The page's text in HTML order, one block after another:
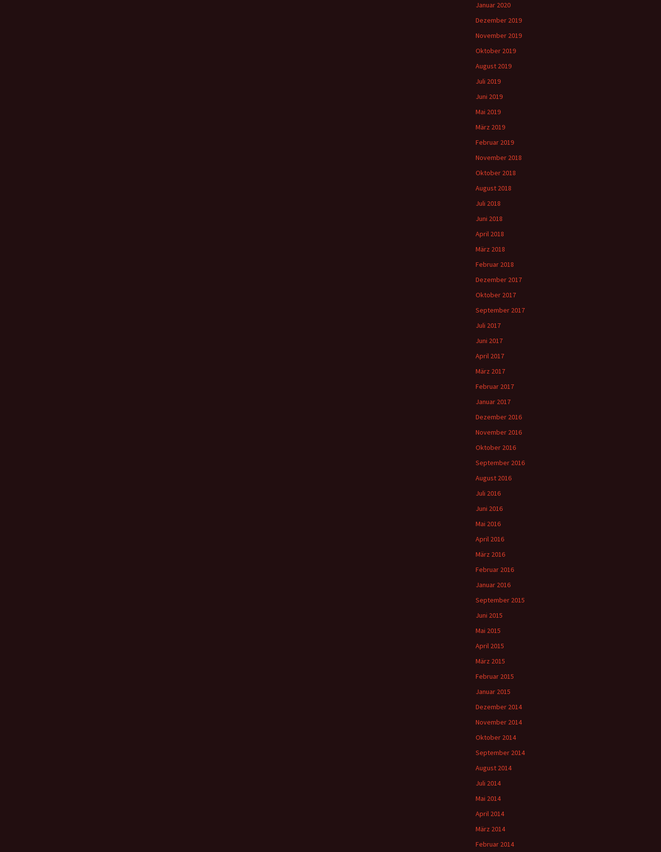
Januar 2020
Dezember 2019
November 2019
Oktober 2019
August 2019
Juli 2019
Juni 2019
Mai 2019
März 2019
Februar 2019
November 2018
Oktober 2018
August 2018
Juli 2018
Juni 2018
April 2018
März 2018
Februar 2018
Dezember 2017
Oktober 2017
September 2017
Juli 2017
Juni 2017
April 2017
März 2017
Februar 2017
Januar 2017
Dezember 2016
November 2016
Oktober 2016
September 2016
August 2016
Juli 2016
Juni 2016
Mai 2016
April 2016
März 2016
Februar 2016
Januar 2016
September 2015
Juni 2015
Mai 2015
April 2015
März 2015
Februar 2015
Januar 2015
Dezember 2014
November 2014
Oktober 2014
September 2014
August 2014
Juli 2014
Mai 2014
April 2014
März 2014
Februar 2014